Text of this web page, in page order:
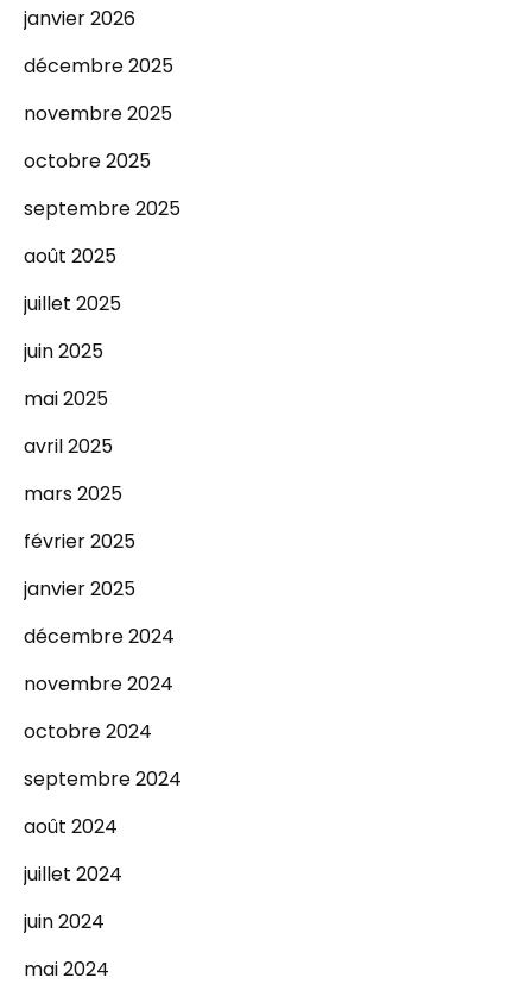
janvier 2026
décembre 2025
novembre 2025
octobre 2025
septembre 2025
août 2025
juillet 2025
juin 2025
mai 2025
avril 2025
mars 2025
février 2025
janvier 2025
décembre 2024
novembre 2024
octobre 2024
septembre 2024
août 2024
juillet 2024
juin 2024
mai 2024